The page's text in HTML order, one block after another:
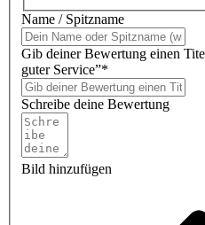
Name / Spitzname
Gib deiner Bewertung einen
guter Service”*
Schreibe deine Bewertung
Bild hinzufügen